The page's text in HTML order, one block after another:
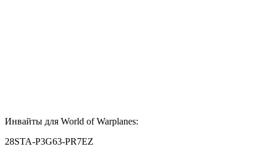
Инвайты для World of Warplanes:
28STA-P3G63-PR7EZ